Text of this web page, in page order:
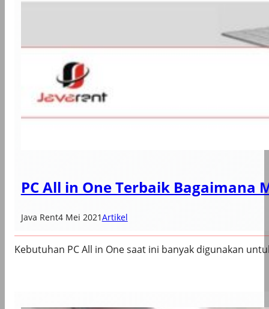
PC All in One Terbaik Bagaimana
Java Rent4 Mei 2021Artikel
Kebutuhan PC All in One saat ini banyak digunakan